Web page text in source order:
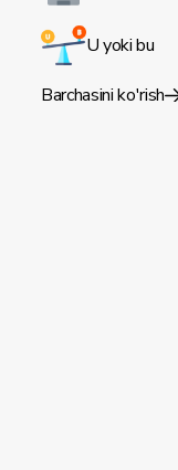
U yoki bu
Barchasini ko'rish